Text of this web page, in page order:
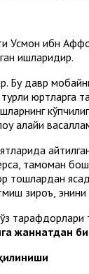
Усмон ибн
ишларидир.
Бу давр
турли
алайҳи
тамоман
тошлардан
зироъ,
жаннатдан